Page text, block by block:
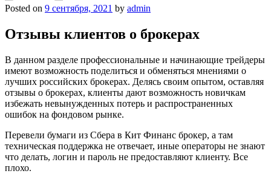
Posted on 9 сентября, 2021 by admin
Отзывы клиентов о брокерах
В данном разделе профессиональные и начинающие трейдеры
имеют возможность поделиться и обменяться мнениями о
лучших российских брокерах. Делясь своим опытом, оставляя
отзывы о брокерах, клиенты дают возможность новичкам
избежать невынужденных потерь и распространенных
ошибок на фондовом рынке.
Перевели бумаги из Сбера в Кит Финанс брокер, а там
техническая поддержка не отвечает, иные операторы не знают
что делать, логин и пароль не предоставляют клиенту. Все
плохо.